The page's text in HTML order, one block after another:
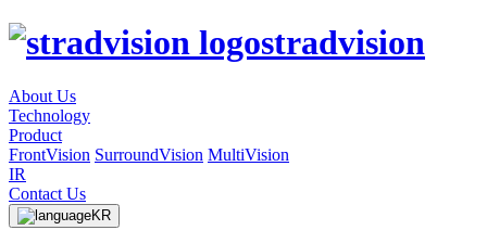
stradvision
About Us
Technology
Product
FrontVision SurroundVision MultiVision
IR
Contact Us
KR